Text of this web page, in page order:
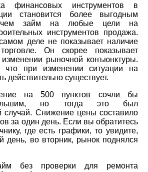
финансовых инструментов в
становится более выгодным
чем займ на любые цели на
инструментов продажа.
деле не показывает наличие
Он скорее показывает
рыночной конъюнктуры.
что при изменении ситуации на
действительно существует.
на 500 пунктов сочли бы
но тогда это был
случай. Снижение цены составило
за один день. Если вы обратитесь
где есть графики, то увидите,
день, во вторник, рынок поднялся
без проверки для ремонта